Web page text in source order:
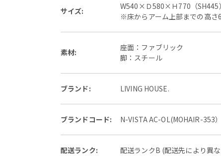
サイズ:
W540×Ｄ580×Ｈ770（
※床からアーム上部までの高さ
素材:
座面：ファブリック
脚：スチール
ブランド: LIVING HOUSE.
ブランドコード: N-VISTA AC-OL(MOHAIR-353）
配送ランク: 配送ランクB (配送先により異な